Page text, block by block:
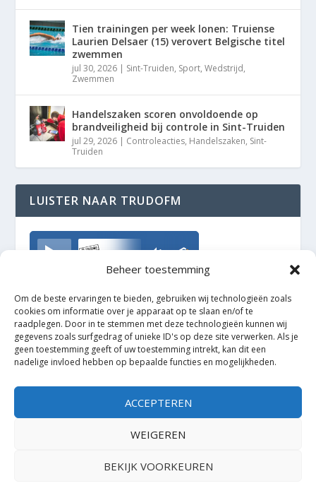
Beheer toestemming
Om de beste ervaringen te bieden, gebruiken wij technologieën zoals
cookies om informatie over je apparaat op te slaan en/of te
raadplegen. Door in te stemmen met deze technologieën kunnen wij
gegevens zoals surfgedrag of unieke ID's op deze site verwerken. Als je
geen toestemming geeft of uw toestemming intrekt, kan dit een
nadelige invloed hebben op bepaalde functies en mogelijkheden.
ACCEPTEREN
WEIGEREN
BEKIJK VOORKEUREN
Tien trainingen per week lonen: Truiense
Laurien Delsaer (15) verovert Belgische titel
zwemmen
jul 30, 2026 | Sint-Truiden, Sport,Wedstrijd,
Zwemmen
Handelszaken scoren onvoldoende op
brandveiligheid bij controle in Sint-Truiden
jul 29, 2026 | Controleacties, Handelszaken, Sint-
Truiden
LUISTER NAAR TRUDOFM
TrudoFM
Elegant Themes| Mogelijk gemaakt door